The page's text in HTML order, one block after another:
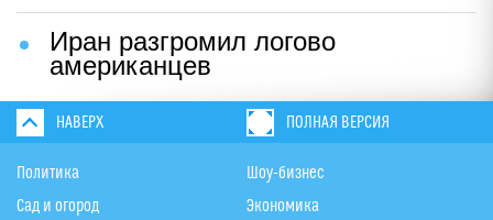
Иран разгромил логово
американцев
НАВЕРХ ПОЛНАЯ ВЕРСИЯ
Политика
Сад и огород
Шоу-бизнес
Экономика